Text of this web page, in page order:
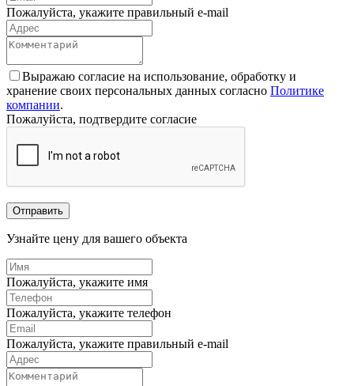
Пожалуйста, укажите правильный e-mail
Выражаю согласие на использование, обработку и
хранение своих персональных данных согласно Политике
компании.
Пожалуйста, подтвердите согласие
Отправить
Узнайте цену для вашего объекта
Пожалуйста, укажите имя
Пожалуйста, укажите телефон
Пожалуйста, укажите правильный e-mail